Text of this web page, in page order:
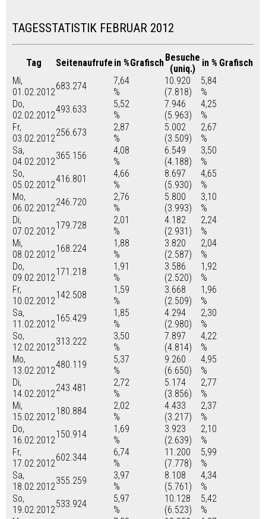
TAGESSTATISTIK FEBRUAR 2012
Tag Seitenaufrufe in %GrafischBesuche
(uniq.)
in % Grafisch
Mi,
01.02.2012
683.274
7,64
%
10.920
(7.818)
5,84
%
Do,
02.02.2012
493.633
5,52
%
7.946
(5.963)
4,25
%
Fr,
03.02.2012
256.673
2,87
%
5.002
(3.509)
2,67
%
Sa,
04.02.2012
365.156
4,08
%
6.549
(4.188)
3,50
%
So,
05.02.2012
416.801
4,66
%
8.697
(5.930)
4,65
%
Mo,
06.02.2012
246.720
2,76
%
5.800
(3.993)
3,10
%
Di,
07.02.2012
179.728
2,01
%
4.182
(2.931)
2,24
%
Mi,
08.02.2012
168.224
1,88
%
3.820
(2.587)
2,04
%
Do,
09.02.2012
171.218
1,91
%
3.586
(2.520)
1,92
%
Fr,
10.02.2012
142.508
1,59
%
3.668
(2.509)
1,96
%
Sa,
11.02.2012
165.429
1,85
%
4.294
(2.980)
2,30
%
So,
12.02.2012
313.222
3,50
%
7.897
(4.814)
4,22
%
Mo,
13.02.2012
480.119
5,37
%
9.260
(6.650)
4,95
%
Di,
14.02.2012
243.481
2,72
%
5.174
(3.856)
2,77
%
Mi,
15.02.2012
180.884
2,02
%
4.433
(3.217)
2,37
%
Do,
16.02.2012
150.914
1,69
%
3.923
(2.639)
2,10
%
Fr,
17.02.2012
602.344
6,74
%
11.200
(7.778)
5,99
%
Sa,
18.02.2012
355.259
3,97
%
8.108
(5.761)
4,34
%
So,
19.02.2012
533.924
5,97
%
10.128
(6.523)
5,42
%